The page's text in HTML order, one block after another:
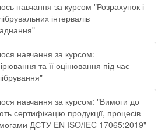
навчання за курсом "Розрахунок і
інтервалів
навчання за курсом:
та її оцінювання під час
навчання за курсом: "Вимоги до
сертифікацію продукції, процесів
ДСТУ EN ISO/IEC 17065:2019"